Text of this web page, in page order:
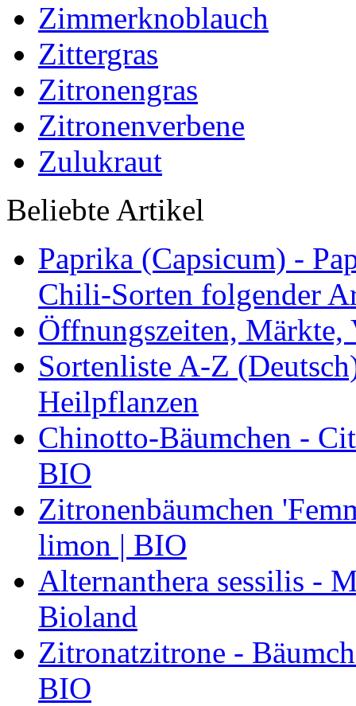
Zimmerknoblauch
Zittergras
Zitronengras
Zitronenverbene
Zulukraut
Beliebte Artikel
Paprika (Capsicum) -
Chili-Sorten folgender
Öffnungszeiten, Märkte,
Sortenliste A-Z
Heilpflanzen
Chinotto-Bäumchen -
BIO
Zitronenbäumchen
limon | BIO
Alternanthera sessilis -
Bioland
Zitronatzitrone -
BIO